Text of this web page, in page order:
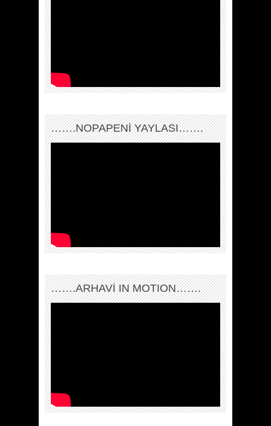
…….NOPAPENİ YAYLASI…….
…….ARHAVI IN MOTION…….